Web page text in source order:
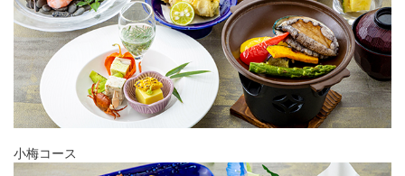
小梅コース